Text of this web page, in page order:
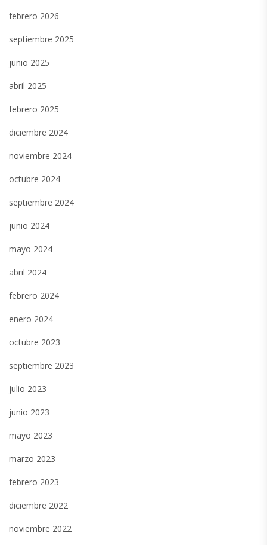
febrero 2026
septiembre 2025
junio 2025
abril 2025
febrero 2025
diciembre 2024
noviembre 2024
octubre 2024
septiembre 2024
junio 2024
mayo 2024
abril 2024
febrero 2024
enero 2024
octubre 2023
septiembre 2023
julio 2023
junio 2023
mayo 2023
marzo 2023
febrero 2023
diciembre 2022
noviembre 2022